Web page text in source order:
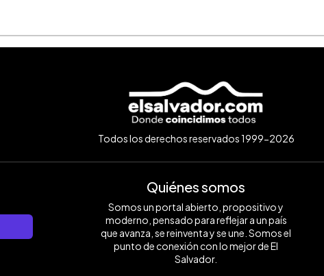
Todos los derechos reservados 1999-2026
Quiénes somos
Somos un portal abierto, propositivo y
moderno, pensado para reflejar a un país
que avanza, se reinventa y se une. Somos el
punto de conexión con lo mejor de El
Salvador.